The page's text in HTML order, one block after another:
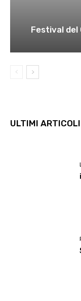
Festival del
ULTIMI ARTICOLI